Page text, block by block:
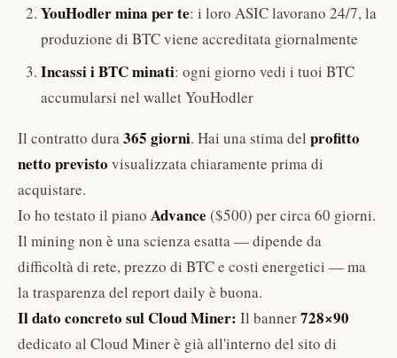
YouHodler mina per te: i loro ASIC lavorano 24/7, la
produzione di BTC viene accreditata giornalmente
Incassi i BTC minati: ogni giorno vedi i tuoi BTC
accumularsi nel wallet YouHodler
Il contratto dura365 giorni. Hai una stima del profitto
netto previsto visualizzata chiaramente prima di
acquistare.
Io ho testato il piano Advance ($500) per circa 60 giorni.
Il mining non è una scienza esatta — dipende da
difficoltà di rete, prezzo di BTC e costi energetici — ma
la trasparenza del report daily è buona.
Il dato concreto sul Cloud Miner: Il banner728×90
dedicato al Cloud Miner è già all'interno del sito di